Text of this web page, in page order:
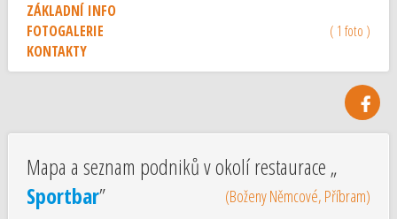
ZÁKLADNÍ INFO
FOTOGALERIE
( 1 foto )
KONTAKTY
Mapa a seznam podniků v okolí restaurace „
Sportbar” (Boženy Němcové, Příbram)